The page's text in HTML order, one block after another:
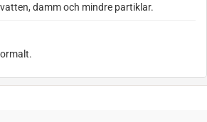
damm och mindre partiklar.